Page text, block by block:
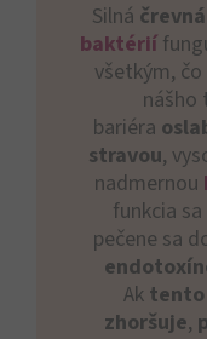
Silná
baktérií
všetkým,
nášho
bariéra
stravou,
nadmernou
funkcia sa
pečene sa
Ak
zhoršuje,